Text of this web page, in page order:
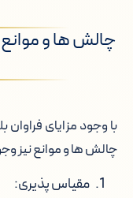
چالش ها و
با وجود مزایای
چالش ها و موانع نیز
مقیاس پذیری: